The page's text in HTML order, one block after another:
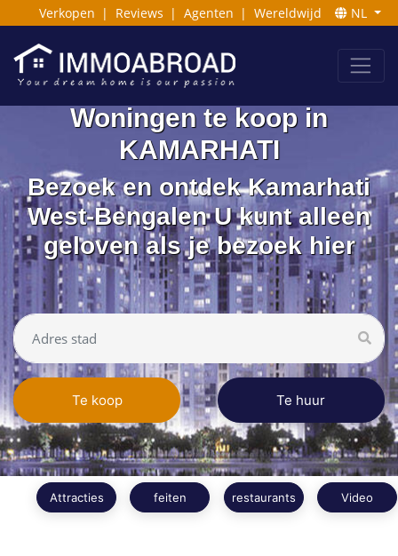
Verkopen | Reviews | Agenten | Wereldwijd NL
Woningen te koop in
KAMARHATI
Bezoek en ontdek Kamarhati
West-Bengalen U kunt alleen
geloven als je bezoek hier
Te koop Te huur
Attracties feiten restaurants Video